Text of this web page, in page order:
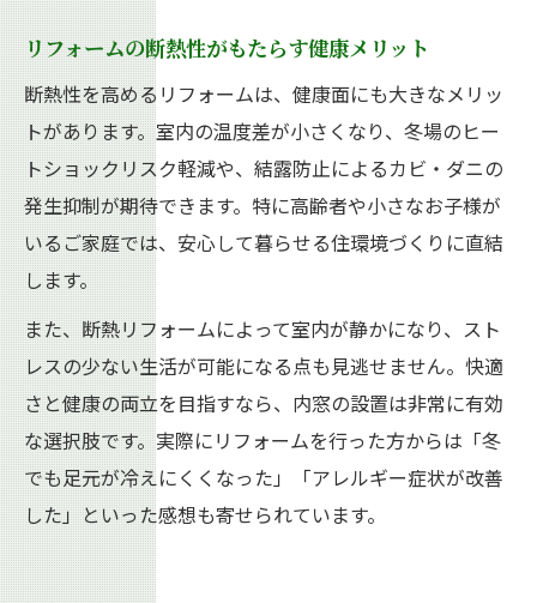
リフォームの断熱性がもたらす健康メリット
断熱性を高めるリフォームは、健康面にも大きなメリッ
トがあります。室内の温度差が小さくなり、冬場のヒー
トショックリスク軽減や、結露防止によるカビ・ダニの
発生抑制が期待できます。特に高齢者や小さなお子様が
いるご家庭では、安心して暮らせる住環境づくりに直結
します。
また、断熱リフォームによって室内が静かになり、スト
レスの少ない生活が可能になる点も見逃せません。快適
さと健康の両立を目指すなら、内窓の設置は非常に有効
な選択肢です。実際にリフォームを行った方からは「冬
でも足元が冷えにくくなった」「アレルギー症状が改善
した」といった感想も寄せられています。